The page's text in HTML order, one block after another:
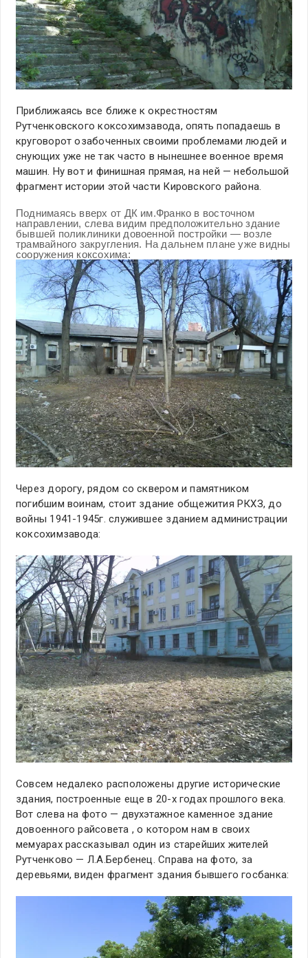
Приближаясь все ближе к окрестностям
Рутченковского коксохимзавода, опять попадаешь в
круговорот озабоченных своими проблемами людей и
снующих уже не так часто в нынешнее военное время
машин. Ну вот и финишная прямая, на ней — небольшой
фрагмент истории этой части Кировского района.
Поднимаясь вверх от ДК им.Франко в восточном
направлении, слева видим предположительно здание
бывшей поликлиники довоенной постройки — возле
трамвайного закругления. На дальнем плане уже видны
сооружения коксохима:
Через дорогу, рядом со сквером и памятником
погибшим воинам, стоит здание общежития РКХЗ, до
войны 1941-1945г. служившее зданием администрации
коксохимзавода:
Совсем недалеко расположены другие исторические
здания, построенные еще в 20-х годах прошлого века.
Вот слева на фото — двухэтажное каменное здание
довоенного райсовета , о котором нам в своих
мемуарах рассказывал один из старейших жителей
Рутченково — Л.А.Бербенец. Справа на фото, за
деревьями, виден фрагмент здания бывшего госбанка: